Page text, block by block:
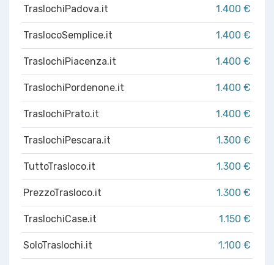
TraslochiPadova.it 1.400 €
TraslocoSemplice.it 1.400 €
TraslochiPiacenza.it 1.400 €
TraslochiPordenone.it 1.400 €
TraslochiPrato.it 1.400 €
TraslochiPescara.it 1.300 €
TuttoTrasloco.it 1.300 €
PrezzoTrasloco.it 1.300 €
TraslochiCase.it 1.150 €
SoloTraslochi.it 1.100 €